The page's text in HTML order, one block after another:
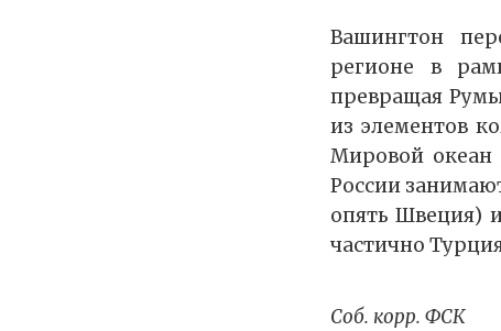
Вашингтон
регионе в
превращая
из элементов
Мировой океан
России
опять Швеция)
частично
Соб. корр. ФСК